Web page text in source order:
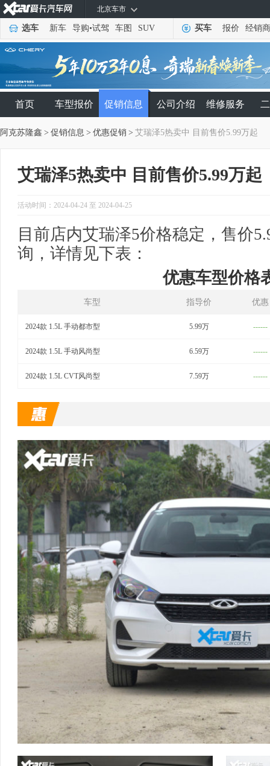
北京车市
选车 新车 导购•试驾 车图 SUV 买车 报价 经销商
首页 车型报价 促销信息 公司介绍 维修服务
阿克苏隆鑫 > 促销信息 > 优惠促销 > 艾瑞泽5热卖中 目前售价5.99万起
艾瑞泽5热卖中 目前售价5.99万起
活动时间：2024-04-24 至 2024-04-25
目前店内艾瑞泽5价格稳定，售价
询，详情见下表：
优惠车型价格
车型 指导价 优惠
2024款 1.5L 手动都市型 5.99万 ------
2024款 1.5L 手动风尚型 6.59万 ------
2024款 1.5L CVT风尚型 7.59万 ------